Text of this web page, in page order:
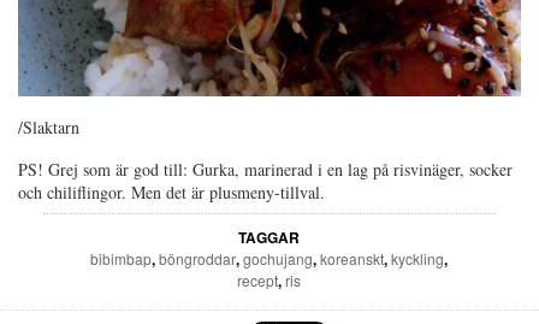
/Slaktarn
PS! Grej som är god till: Gurka, marinerad i en lag på risvinäger, socker
och chiliflingor. Men det är plusmeny-tillval.
TAGGAR
bibimbap,böngroddar,gochujang,koreanskt,kyckling,
recept,ris